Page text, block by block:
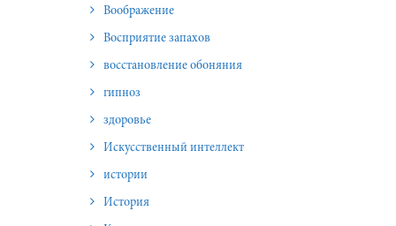
Воображение
Восприятие запахов
восстановление обоняния
гипноз
здоровье
Искусственный интеллект
истории
История